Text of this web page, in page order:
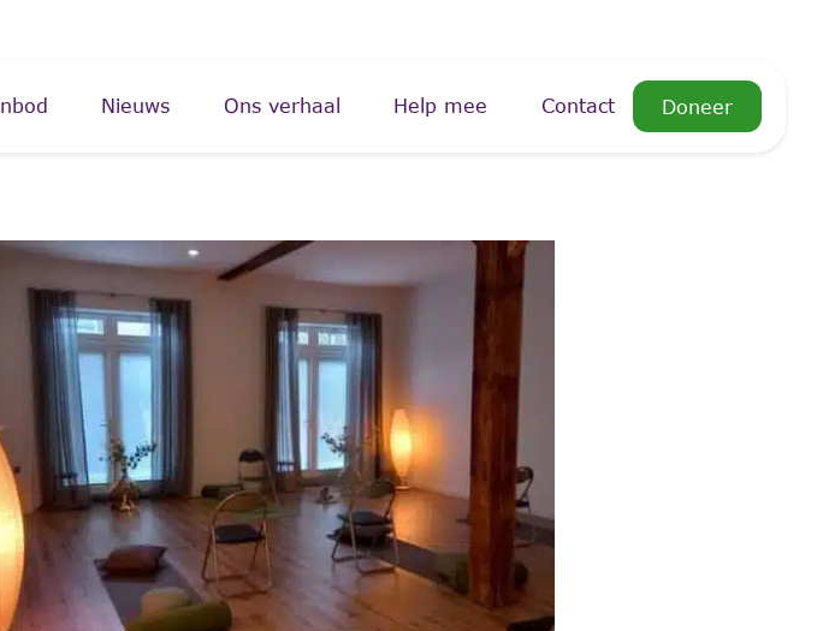
Nieuws Ons verhaal Help mee Contact Doneer
Calendar